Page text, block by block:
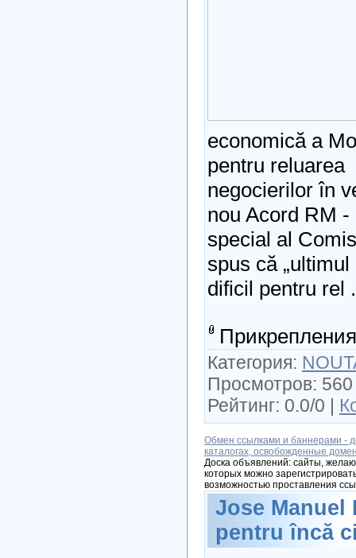
economică a
pentru reluarea
negocierilor în
nou Acord RM
special al
spus că
dificil pentru rel
Категория:
Просмотров:
Рейтинг: 0.0/0 |
Обмен ссылками и баннерами -
каталогах, освобожденные
Доска объявлений: сайты,
которых можно
возможностью проставления
Jose Manuel
pentru încă